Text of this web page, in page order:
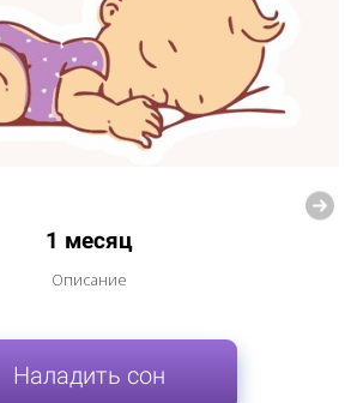
1 месяц
Описание
Наладить сон